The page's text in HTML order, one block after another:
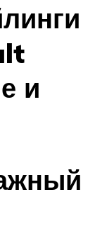
и